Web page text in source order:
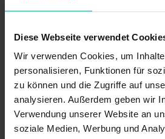
Diese Webseite verwendet
Wir verwenden Cookies, um
personalisieren, Funktionen für
zu können und die Zugriffe auf
analysieren. Außerdem geben wir
Verwendung unserer Website an
soziale Medien, Werbung und
moderne Optik, vielfältige
sowie durchdachte Details. Zum
technische Komponenten wie der
unsichtbar in der Tuchwelle versteckt.
besonderer Eyecatcher für Garten und